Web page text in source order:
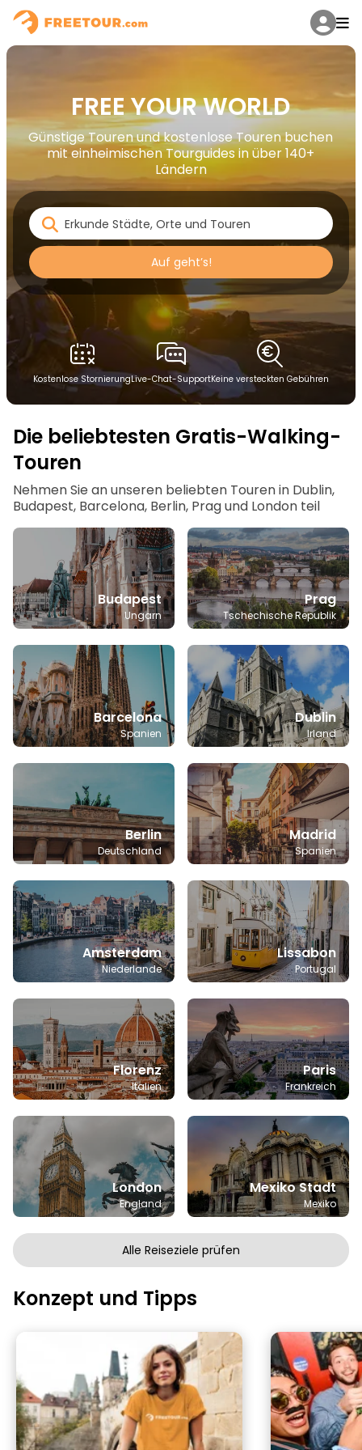
FREE YOUR WORLD
Günstige Touren und kostenlose Touren buchen
mit einheimischen Tourguides in über 140+
Ländern
Auf geht’s!
Kostenlose StornierungLive-Chat-SupportKeine versteckten Gebühren
Die beliebtesten Gratis-Walking-
Touren
Nehmen Sie an unseren beliebten Touren in Dublin,
Budapest, Barcelona, Berlin, Prag und London teil
Budapest
Ungarn
Prag
Tschechische Republik
Barcelona
Spanien
Dublin
Irland
Berlin
Deutschland
Madrid
Spanien
Amsterdam
Niederlande
Lissabon
Portugal
Florenz
Italien
Paris
Frankreich
London
England
Mexiko Stadt
Mexiko
Alle Reiseziele prüfen
Konzept und Tipps